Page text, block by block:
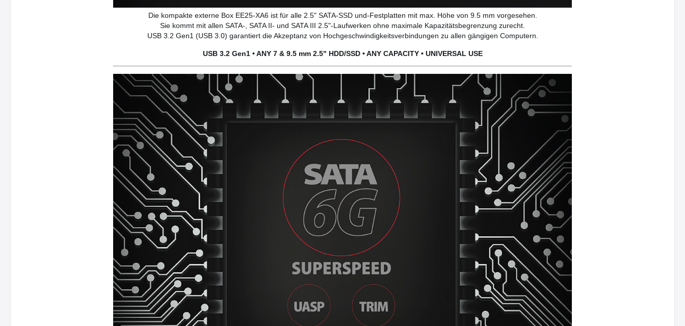
Die kompakte externe Box EE25-XA6 ist für alle 2.5" SATA-SSD und-Festplatten mit max. Höhe von 9.5 mm vorgesehen.
Sie kommt mit allen SATA-, SATA II- und SATA III 2.5"-Laufwerken ohne maximale Kapazitätsbegrenzung zurecht.
USB 3.2 Gen1 (USB 3.0) garantiert die Akzeptanz von Hochgeschwindigkeitsverbindungen zu allen gängigen Computern.
USB 3.2 Gen1 • ANY 7 &9.5 mm 2.5" HDD/SSD • ANY CAPACITY • UNIVERSAL USE